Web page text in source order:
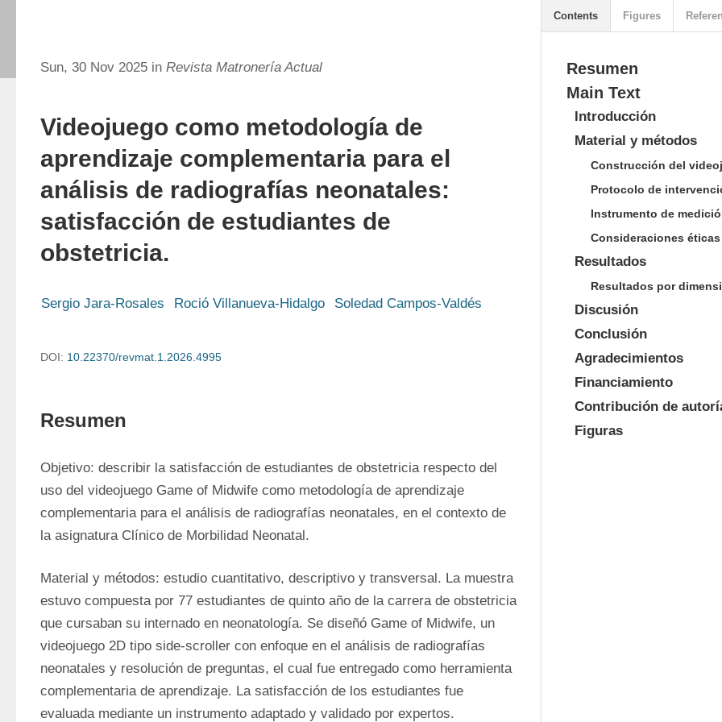
Sun, 30 Nov 2025 in Revista Matronería Actual
Videojuego como metodología de
aprendizaje complementaria para el
análisis de radiografías neonatales:
satisfacción de estudiantes de
obstetricia.
Sergio Jara-Rosales Roció Villanueva-Hidalgo Soledad Campos-Valdés
DOI: 10.22370/revmat.1.2026.4995
Resumen
Objetivo: describir la satisfacción de estudiantes de obstetricia respecto del
uso del videojuego Game of Midwife como metodología de aprendizaje
complementaria para el análisis de radiografías neonatales, en el contexto de
la asignatura Clínico de Morbilidad Neonatal.
Material y métodos: estudio cuantitativo, descriptivo y transversal. La muestra
estuvo compuesta por 77 estudiantes de quinto año de la carrera de obstetricia
que cursaban su internado en neonatología. Se diseñó Game of Midwife, un
videojuego 2D tipo side-scroller con enfoque en el análisis de radiografías
neonatales y resolución de preguntas, el cual fue entregado como herramienta
complementaria de aprendizaje. La satisfacción de los estudiantes fue
evaluada mediante un instrumento adaptado y validado por expertos.
Resumen
Main Text
Introducción
Material y métodos
Construcción del
Protocolo de
Instrumento de
Consideraciones éticas
Resultados
Resultados por
Discusión
Conclusión
Agradecimientos
Financiamiento
Contribución de
Figuras
Contents Figures